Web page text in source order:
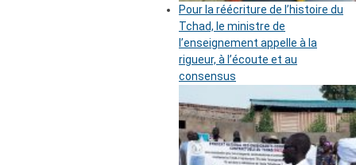
Pour la réécriture de l’histoire du
Tchad, le ministre de
l’enseignement appelle à la
rigueur, à l’écoute et au
consensus